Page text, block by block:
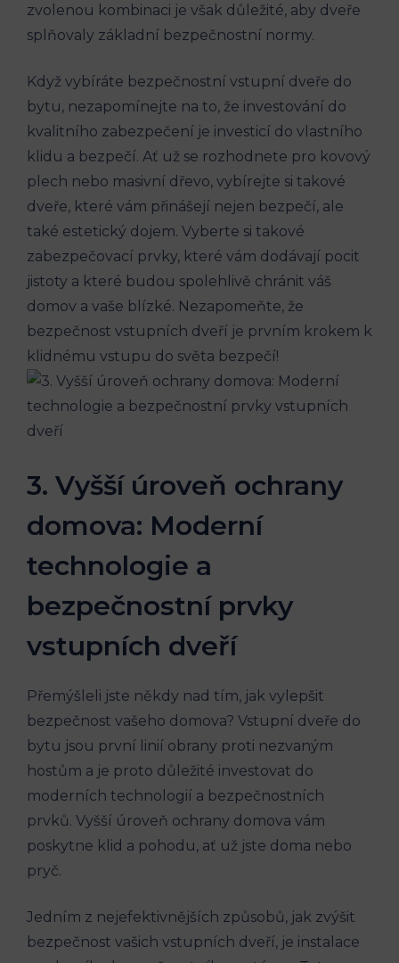
zvolenou kombinaci je však důležité, aby dveře
splňovaly základní bezpečnostní normy.
Když vybíráte bezpečnostní vstupní dveře do
bytu, nezapomínejte na to, že investování do
kvalitního zabezpečení je investicí do vlastního
klidu a bezpečí. Ať už se rozhodnete pro kovový
plech nebo masivní dřevo, vybírejte si takové
dveře, které vám přinášejí nejen bezpečí, ale
také estetický dojem. Vyberte si takové
zabezpečovací prvky, které vám dodávají pocit
jistoty a které budou spolehlivě chránit váš
domov a vaše blízké. Nezapomeňte, že
bezpečnost vstupních dveří je prvním krokem k
klidnému vstupu do světa bezpečí!
3. Vyšší úroveň ochrany
domova: Moderní
technologie a
bezpečnostní prvky
vstupních dveří
Přemýšleli jste někdy nad tím, jak vylepšit
bezpečnost vašeho domova? Vstupní dveře do
bytu jsou první linií obrany proti nezvaným
hostům a je proto důležité investovat do
moderních technologií a bezpečnostních
prvků. Vyšší úroveň ochrany domova vám
poskytne klid a pohodu, ať už jste doma nebo
pryč.
Jedním z nejefektivnějších způsobů, jak zvýšit
bezpečnost vašich vstupních dveří, je instalace